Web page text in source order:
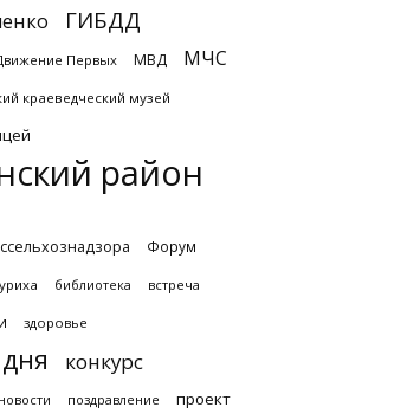
ГИБДД
Первых МВД МЧС
краеведческий музей
район
Форум
библиотека встреча
здоровье
конкурс
новости поздравление проект